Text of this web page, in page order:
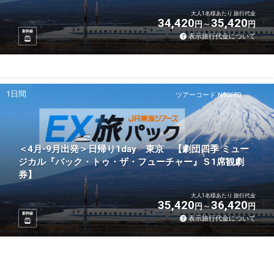
新幹線
大人1名様あたり 旅行代金
34,420円 35,420円
表示旅行代金について
ツアーコード N93680
1日間
＜4月-9月出発＞日帰り1day 東京 【劇団四季 ミュー
ジカル『バック・トゥ・ザ・フューチャー』Ｓ1席観劇
券】
新幹線
大人1名様あたり 旅行代金
35,420円 36,420円
表示旅行代金について